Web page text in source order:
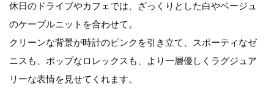
休日のドライブやカフェでは、ざっくりとした白やベージュ
のケーブルニットを合わせて。
クリーンな背景が時計のピンクを引き立て、スポーティなゼ
ニスも、ポップなロレックスも、より一層優しくラグジュア
リーな表情を見せてくれます。